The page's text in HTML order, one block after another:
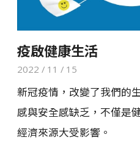
疫啟健康生活
2022 / 11 / 15
新冠疫情，改變了我們的
感與安全感缺乏，不僅是
經濟來源大受影響。